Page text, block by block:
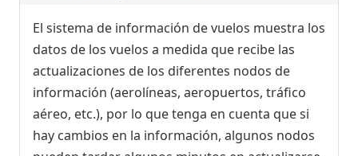
El sistema de información de vuelos muestra los
datos de los vuelos a medida que recibe las
actualizaciones de los diferentes nodos de
información (aerolíneas, aeropuertos, tráfico
aéreo, etc.), por lo que tenga en cuenta que si
hay cambios en la información, algunos nodos